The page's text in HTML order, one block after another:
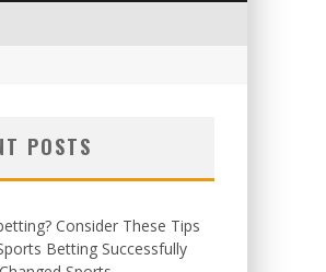
POSTS
Consider These Tips
Betting Successfully